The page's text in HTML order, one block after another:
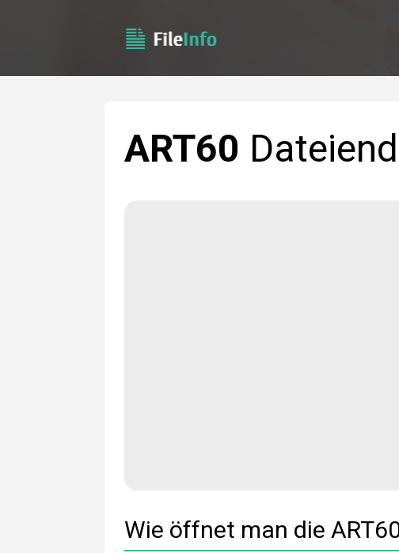
ART60
Wie öffnet man die